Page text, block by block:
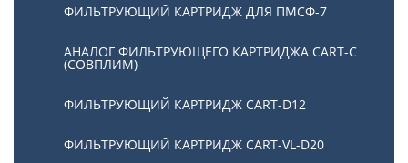
ФИЛЬТРУЮЩИЙ КАРТРИДЖ ДЛЯ ПМСФ-7
АНАЛОГ ФИЛЬТРУЮЩЕГО КАРТРИДЖА CART-C
(СОВПЛИМ)
ФИЛЬТРУЮЩИЙ КАРТРИДЖ CART-D12
ФИЛЬТРУЮЩИЙ КАРТРИДЖ CART-VL-D20